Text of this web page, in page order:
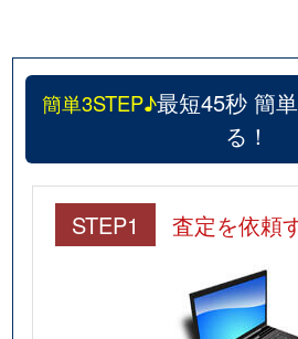
簡単3STEP♪最短45秒 簡
る！
STEP1 査定を依頼